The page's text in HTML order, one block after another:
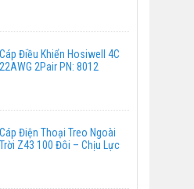
Cáp Điều Khiển Hosiwell 4C
22AWG 2Pair PN: 8012
Cáp Điện Thoại Treo Ngoài
Trời Z43 100 Đôi – Chịu Lực